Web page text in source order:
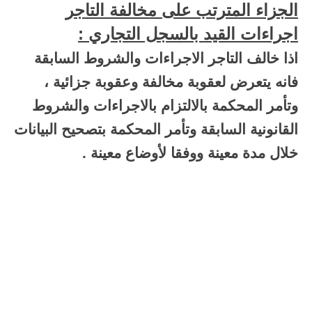
الجزاء المترتب على مخالفة التاجر
اجراءات القيد بالسجل التجاري :
اذا خالف التاجر الاجراءات والشروط السابقة
فانه يتعرض لعقوبة مخالفة وعقوبة جزائية ،
وتأمر المحكمة بالالتزام بالاجراءات والشروط
القانونية السابقة وتأمر المحكمة بتصحيح البيانات
خلال مدة معينة ووفقا لأوضاع معينة .